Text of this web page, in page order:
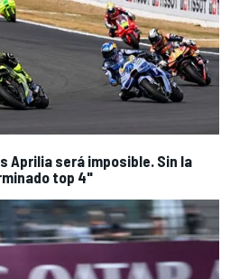
Aprilia será imposible. Sin la
top 4"